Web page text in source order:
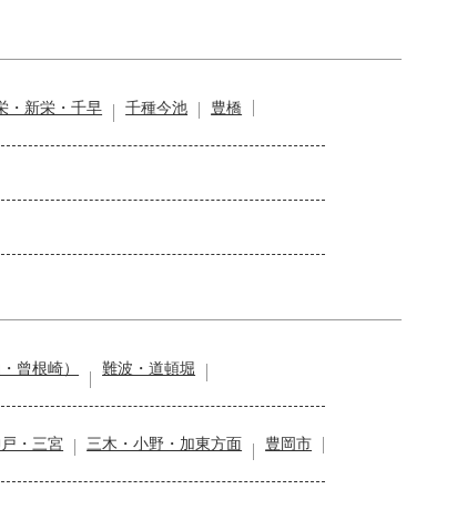
・新栄・千早 千種今池
豊橋
曾根崎）
難波・道頓堀
・三宮 三木・小野・加東方面
豊岡市